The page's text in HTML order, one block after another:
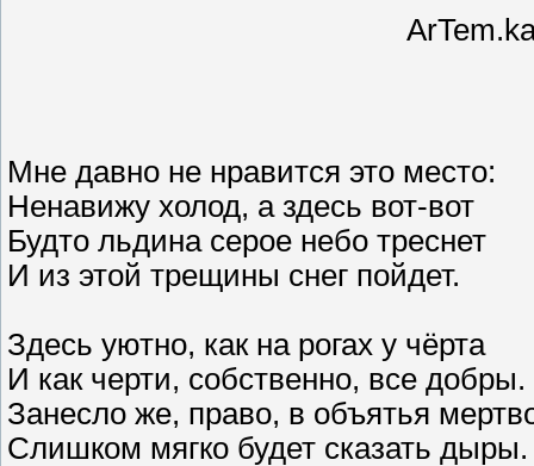
Мне давно не нравится это место:
Ненавижу холод, а здесь вот-вот
Будто льдина серое небо треснет
И из этой трещины снег пойдет.
Здесь уютно, как на рогах у чёрта
И как черти, собственно, все добры.
Занесло же, право, в объятья
Слишком мягко будет сказать дыры.